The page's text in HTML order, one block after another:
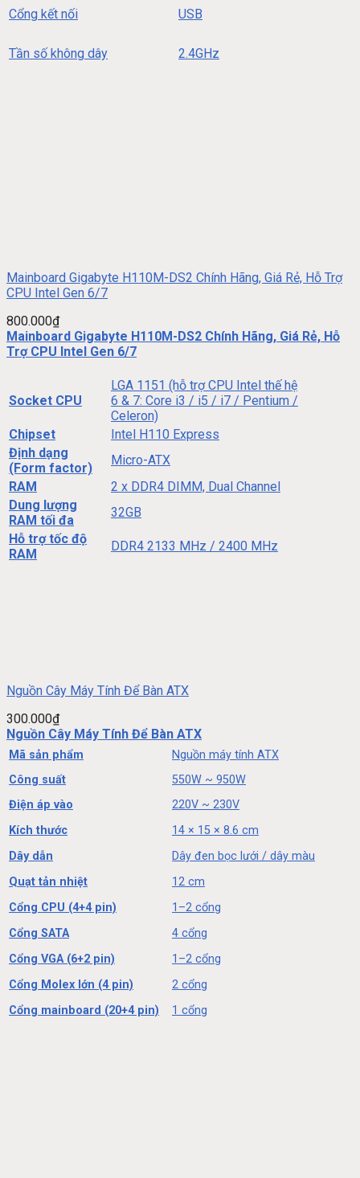
Cổng kết nối USB
Tần số không dây 2.4GHz
Mainboard Gigabyte H110M-DS2 Chính Hãng, Giá Rẻ, Hỗ Trợ
CPU Intel Gen 6/7
800.000₫
Mainboard Gigabyte H110M-DS2 Chính Hãng, Giá Rẻ, Hỗ
Trợ CPU Intel Gen 6/7
Socket CPU
LGA 1151 (hỗ trợ CPU Intel thế hệ
6 & 7: Core i3 / i5 / i7 / Pentium /
Celeron)
Chipset
Intel H110 Express
Định dạng
(Form factor)
Micro-ATX
RAM
2 x DDR4 DIMM, Dual Channel
Dung lượng
RAM tối đa
32GB
Hỗ trợ tốc độ
RAM
DDR4 2133 MHz / 2400 MHz
Nguồn Cây Máy Tính Để Bàn ATX
300.000₫
Nguồn Cây Máy Tính Để Bàn ATX
Mã sản phẩm
Nguồn máy tính ATX
Công suất
550W ~ 950W
Điện áp vào
220V ~ 230V
Kích thước
14 × 15 × 8.6 cm
Dây dẫn
Dây đen bọc lưới / dây màu
Quạt tản nhiệt
12 cm
Cổng CPU (4+4 pin)
1–2 cổng
Cổng SATA
4 cổng
Cổng VGA (6+2 pin)
1–2 cổng
Cổng Molex lớn (4 pin)
2 cổng
Cổng mainboard (20+4 pin)
1 cổng